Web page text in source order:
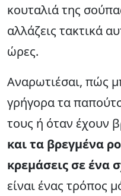
κουταλιά της
αλλάζεις τακτικά
ώρες.
Αναρωτιέσαι, πώς
γρήγορα τα
τους ή όταν έχουν
και τα βρεγμένα
κρεμάσεις σε ένα
είναι ένας τρόπος